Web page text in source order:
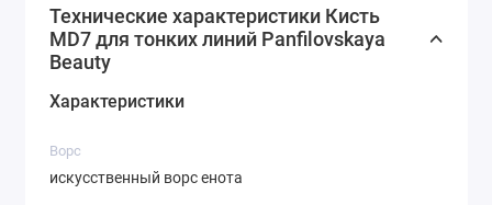
и эффективность своей продукции, и кисть MD7 не
является исключением.
Технические характеристики Кисть
MD7 для тонких линий Panfilovskaya
Beauty
Характеристики
Ворс
искусственный ворс енота